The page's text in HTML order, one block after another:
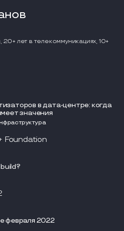
лет в телекоммуникациях, 10+
в дата-центре: когда
значения
Foundation
февраля 2022